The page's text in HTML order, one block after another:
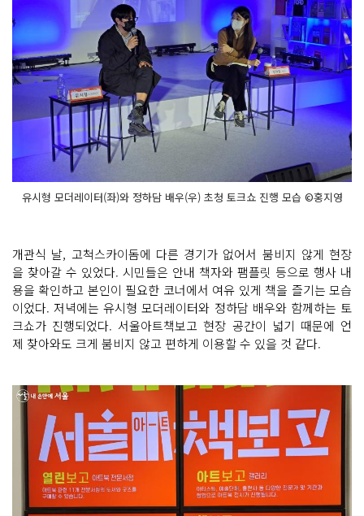
유시형 모더레이터(좌)와 정하담 배우(우) 초청 토크쇼 진행 모습 ©홍지영
개관식 날, 고척스카이돔에 다른 경기가 없어서 붐비지 않게 현장
을 찾아갈 수 있었다. 시민들은 안내 책자와 팸플릿 등으로 행사 내
용을 확인하고 본인이 필요한 코너에서 여유 있게 책을 즐기는 모습
이었다. 저녁에는 유시형 모더레이터와 정하담 배우와 함께하는 토
크쇼가 진행되었다. 서울아트책보고 현장 공간이 넓기 때문에 언
제 찾아와도 크게 붐비지 않고 편하게 이용할 수 있을 것 같다.